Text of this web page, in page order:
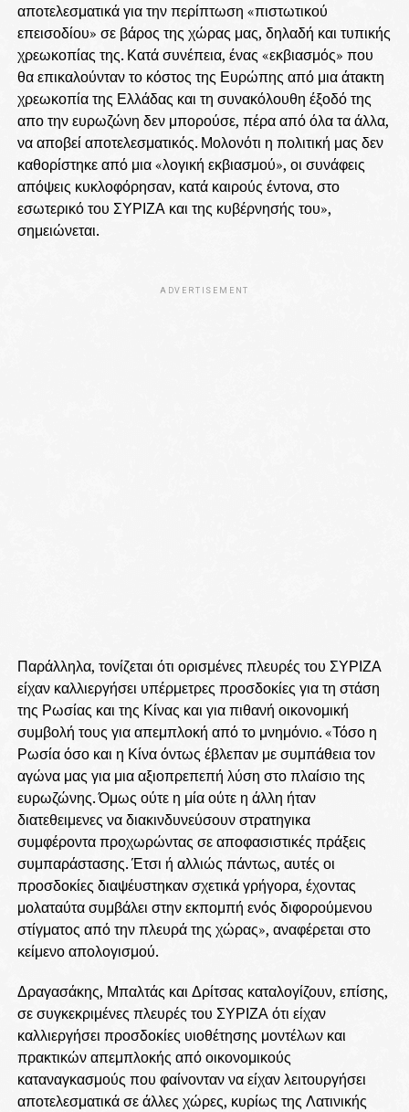
αποτελεσματικά για την περίπτωση «πιστωτικού
επεισοδίου» σε βάρος της χώρας μας, δηλαδή και τυπικής
χρεωκοπίας της. Κατά συνέπεια, ένας «εκβιασμός» που
θα επικαλούνταν το κόστος της Ευρώπης από μια άτακτη
χρεωκοπία της Ελλάδας και τη συνακόλουθη έξοδό της
απο την ευρωζώνη δεν μπορούσε, πέρα από όλα τα άλλα,
να αποβεί αποτελεσματικός. Μολονότι η πολιτική μας δεν
καθορίστηκε από μια «λογική εκβιασμού», οι συνάφεις
απόψεις κυκλοφόρησαν, κατά καιρούς έντονα, στο
εσωτερικό του ΣΥΡΙΖΑ και της κυβέρνησής του»,
σημειώνεται.
ADVERTISEMENT
Παράλληλα, τονίζεται ότι ορισμένες πλευρές του ΣΥΡΙΖΑ
είχαν καλλιεργήσει υπέρμετρες προσδοκίες για τη στάση
της Ρωσίας και της Κίνας και για πιθανή οικονομική
συμβολή τους για απεμπλοκή από το μνημόνιο. «Τόσο η
Ρωσία όσο και η Κίνα όντως έβλεπαν με συμπάθεια τον
αγώνα μας για μια αξιοπρεπεπή λύση στο πλαίσιο της
ευρωζώνης. Όμως ούτε η μία ούτε η άλλη ήταν
διατεθειμενες να διακινδυνεύσουν στρατηγικα
συμφέροντα προχωρώντας σε αποφασιστικές πράξεις
συμπαράστασης. Έτσι ή αλλιώς πάντως, αυτές οι
προσδοκίες διαψέυστηκαν σχετικά γρήγορα, έχοντας
μολαταύτα συμβάλει στην εκπομπή ενός διφορούμενου
στίγματος από την πλευρά της χώρας», αναφέρεται στο
κείμενο απολογισμού.
Δραγασάκης, Μπαλτάς και Δρίτσας καταλογίζουν, επίσης,
σε συγκεκριμένες πλευρές του ΣΥΡΙΖΑ ότι είχαν
καλλιεργήσει προσδοκίες υιοθέτησης μοντέλων και
πρακτικών απεμπλοκής από οικονομικούς
καταναγκασμούς που φαίνονταν να είχαν λειτουργήσει
αποτελεσματικά σε άλλες χώρες, κυρίως της Λατινικής